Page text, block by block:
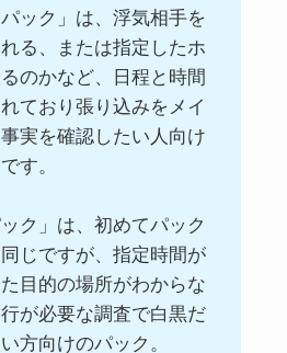
パック」は、浮気相手を
る、または指定したホ
のかなど、日程と時間
ており張り込みをメイ
実を確認したい人向け
す。
ック」は、初めてパック
じですが、指定時間が
目的の場所がわからな
が必要な調査で白黒だ
方向けのパック。